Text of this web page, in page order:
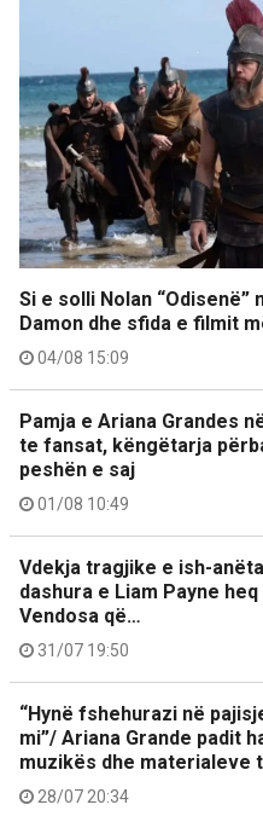
Si e solli Nolan
Damon dhe sfida e filmit
04/08 15:09
Pamja e Ariana Grandes
te fansat, këngëtarja
peshën e saj
01/08 10:49
Vdekja tragjike e ish-
dashura e Liam Payne
Vendosa që…
31/07 19:50
“Hynë fshehurazi në
mi”/ Ariana Grande padit
muzikës dhe materialeve
28/07 20:34